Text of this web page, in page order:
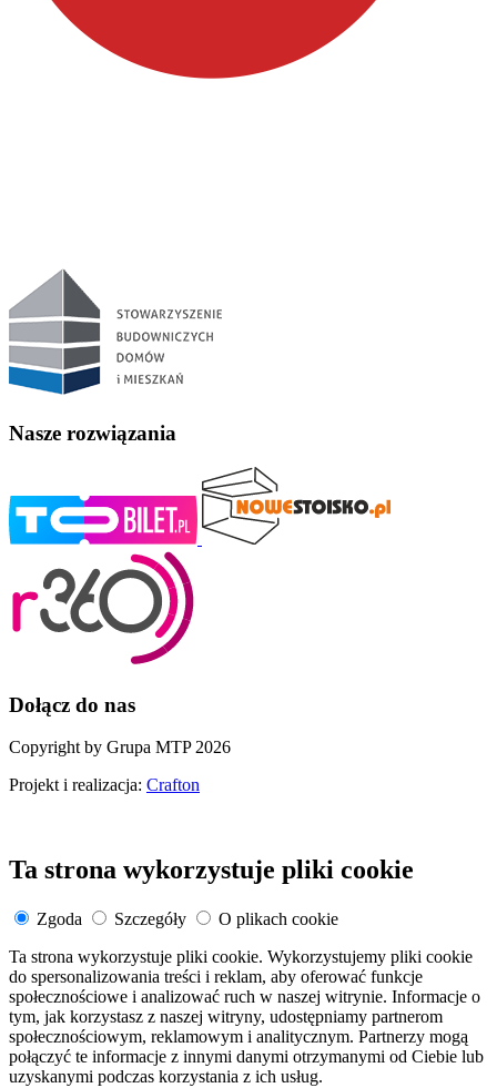
Nasze rozwiązania
Dołącz do nas
Copyright by Grupa MTP 2026
Projekt i realizacja: Crafton
Ta strona wykorzystuje pliki cookie
Zgoda Szczegóły
O plikach cookie
Ta strona wykorzystuje pliki cookie. Wykorzystujemy pliki cookie
do spersonalizowania treści i reklam, aby oferować funkcje
społecznościowe i analizować ruch w naszej witrynie. Informacje o
tym, jak korzystasz z naszej witryny, udostępniamy partnerom
społecznościowym, reklamowym i analitycznym. Partnerzy mogą
połączyć te informacje z innymi danymi otrzymanymi od Ciebie lub
uzyskanymi podczas korzystania z ich usług.